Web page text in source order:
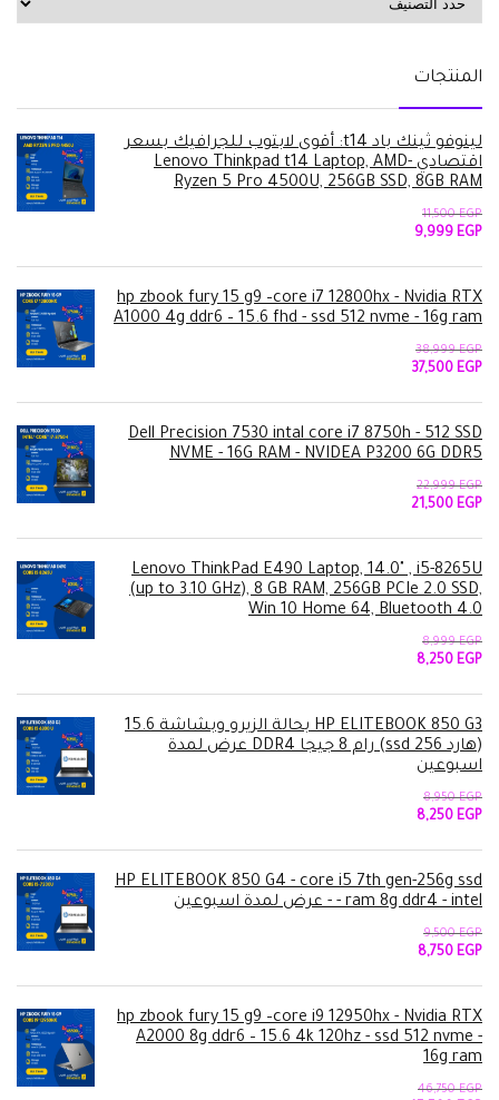
المنتجات
لينوفو ثينك باد t14: أقوى لابتوب للجرافيك بسعر
اقتصادي -Lenovo Thinkpad t14 Laptop, AMD
Ryzen 5 Pro 4500U, 256GB SSD, 8GB RAM
11,500EGP
السعر
هو:
11,500 EGP.
9,999 EGP
هو:
9,999 EGP.
hp zbook fury 15 g9 –core i7 12800hx - Nvidia RTX
A1000 4g ddr6 – 15.6 fhd - ssd 512 nvme - 16g ram
38,999EGP
السعر
هو:
38,999 EGP.
37,500 EGP
هو:
37,500 EGP.
Dell Precision 7530 intal core i7 8750h - 512 SSD
NVME - 16G RAM - NVIDEA P3200 6G DDR5
22,999EGP
السعر
هو:
22,999 EGP.
21,500 EGP
السعر
هو:
21,500 EGP.
Lenovo ThinkPad E490 Laptop, 14.0" , i5-8265U
(up to 3.10 GHz), 8 GB RAM, 256GB PCIe 2.0 SSD,
Win 10 Home 64, Bluetooth 4.0
8,999EGP
السعر
هو:
8,999 EGP.
8,250 EGP
هو:
8,250 EGP.
HP ELITEBOOK 850 G3 بحالة الزيرو وبشاشة 15.6
(هارد 256 ssd) رام 8 جيجا DDR4 عرض لمدة
اسبوعين
8,950EGP
السعر
هو:
8,950 EGP.
8,250 EGP
هو:
HP ELITEBOOK 850 G4 - core i5 7th gen-256g ssd
- ram 8g ddr4 - intel - عرض لمدة اسبوعين
9,500EGP
السعر
هو:
9,500 EGP.
8,750 EGP
هو:
8,750 EGP.
hp zbook fury 15 g9 –core i9 12950hx - Nvidia RTX
A2000 8g ddr6 – 15.6 4k 120hz - ssd 512 nvme -
16g ram
46,750EGP